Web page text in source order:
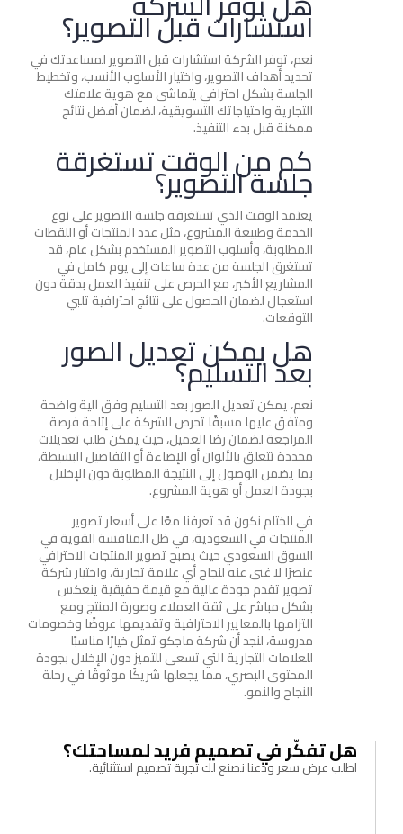
استشارات قبل التصوير؟
نعم، توفر الشركة استشارات قبل التصوير لمساعدتك في
تحديد أهداف التصوير، واختيار الأسلوب الأنسب، وتخطيط
الجلسة بشكل احترافي يتماشى مع هوية علامتك
التجارية واحتياجاتك التسويقية، لضمان أفضل نتائج
ممكنة قبل بدء التنفيذ.
كم من الوقت تستغرقة
جلسة التصوير؟
يعتمد الوقت الذي تستغرقه جلسة التصوير على نوع
الخدمة وطبيعة المشروع، مثل عدد المنتجات أو اللقطات
المطلوبة، وأسلوب التصوير المستخدم بشكل عام، قد
تستغرق الجلسة من عدة ساعات إلى يوم كامل في
المشاريع الأكبر، مع الحرص على تنفيذ العمل بدقة دون
استعجال لضمان الحصول على نتائج احترافية تلبي
التوقعات.
هل يمكن تعديل الصور
بعد التسليم؟
نعم، يمكن تعديل الصور بعد التسليم وفق آلية واضحة
ومتفق عليها مسبقًا تحرص الشركة على إتاحة فرصة
المراجعة لضمان رضا العميل، حيث يمكن طلب تعديلات
محددة تتعلق بالألوان أو الإضاءة أو التفاصيل البسيطة،
بما يضمن الوصول إلى النتيجة المطلوبة دون الإخلال
بجودة العمل أو هوية المشروع.
في الختام نكون قد تعرفنا معًا على أسعار تصوير
المنتجات في السعودية، في ظل المنافسة القوية في
السوق السعودي حيث يصبح تصوير المنتجات الاحترافي
عنصرًا لا غنى عنه لنجاح أي علامة تجارية، واختيار شركة
تصوير تقدم جودة عالية مع قيمة حقيقية ينعكس
بشكل مباشر على ثقة العملاء وصورة المنتج ومع
التزامها بالمعايير الاحترافية وتقديمها عروضًا وخصومات
مدروسة، لنجد أن شركة ماجكو تمثل خيارًا مناسبًا
للعلامات التجارية التي تسعى للتميز دون الإخلال بجودة
المحتوى البصري، مما يجعلها شريكًا موثوقًا في رحلة
النجاح والنمو.
هل تفكّر في تصميم فريد لمساحتك؟
اطلب عرض سعر ودعنا نصنع لك تجربة تصميم استثنائية.